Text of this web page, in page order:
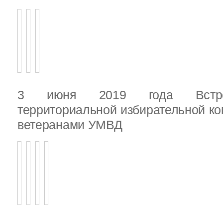
3 июня 2019 года
территориальной избирательной
ветеранами УМВД